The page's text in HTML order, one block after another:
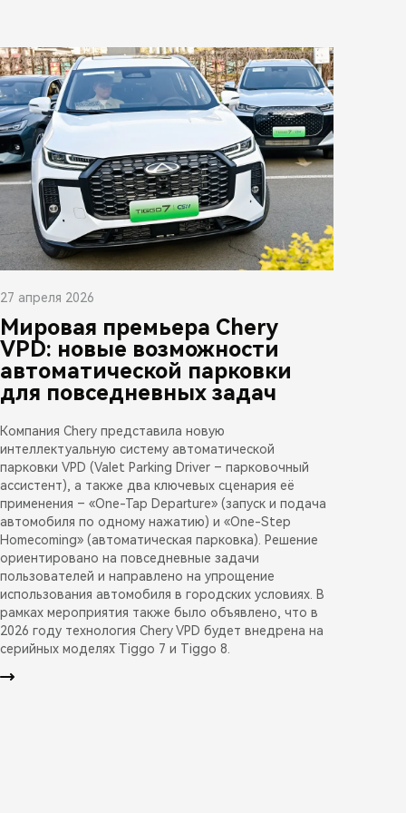
27 апреля 2026
Мировая премьера Chery
VPD: новые возможности
автоматической парковки
для повседневных задач
Компания Chery представила новую
интеллектуальную систему автоматической
парковки VPD (Valet Parking Driver – парковочный
ассистент), а также два ключевых сценария её
применения – «One-Tap Departure» (запуск и подача
автомобиля по одному нажатию) и «One-Step
Homecoming» (автоматическая парковка). Решение
ориентировано на повседневные задачи
пользователей и направлено на упрощение
использования автомобиля в городских условиях. В
рамках мероприятия также было объявлено, что в
2026 году технология Chery VPD будет внедрена на
серийных моделях Tiggo 7 и Tiggo 8.